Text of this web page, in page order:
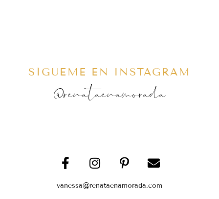
SÍGUEME EN INSTAGRAM
@renataenamorada
vanessa@renataenamorada.com